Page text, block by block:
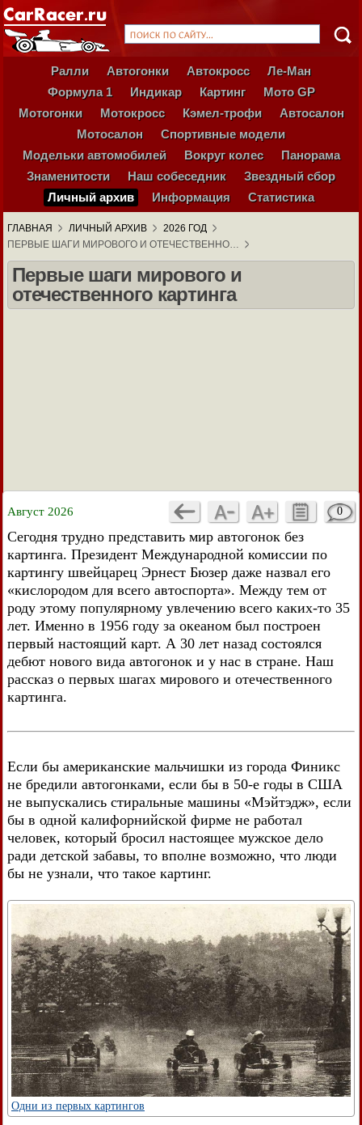
Ралли Автогонки Автокросс
Ле-Ман
Формула 1
Индикар Картинг
Мото GP
Мотогонки
Мотокросс Кэмел-трофи
Автосалон
Мотосалон
Спортивные модели
Модельки автомобилей
Вокруг колес
Панорама
Знаменитости
Наш собеседник
Звездный сбор
Личный архив
Информация Статистика
ГЛАВНАЯ ЛИЧНЫЙ АРХИВ
2026 ГОД
ПЕРВЫЕ ШАГИ МИРОВОГО И ОТЕЧЕСТВЕННО…
Первые шаги мирового и
отечественного картинга
Август 2026 0
Сегодня трудно представить мир автогонок без
картинга. Президент Международной комиссии по
картингу швейцарец Эрнест Бюзер даже назвал его
«кислородом для всего автоспорта». Между тем от
роду этому популярному увлечению всего каких-то 35
лет. Именно в 1956 году за океаном был построен
первый настоящий карт. А 30 лет назад состоялся
дебют нового вида автогонок и у нас в стране. Наш
рассказ о первых шагах мирового и отечественного
картинга.
Если бы американские мальчишки из города Финикс
не бредили автогонками, если бы в 50-е годы в США
не выпускались стиральные машины «Мэйтэдж», если
бы в одной калифорнийской фирме не работал
человек, который бросил настоящее мужское дело
ради детской забавы, то вполне возможно, что люди
бы не узнали, что такое картинг.
Одни из первых картингов